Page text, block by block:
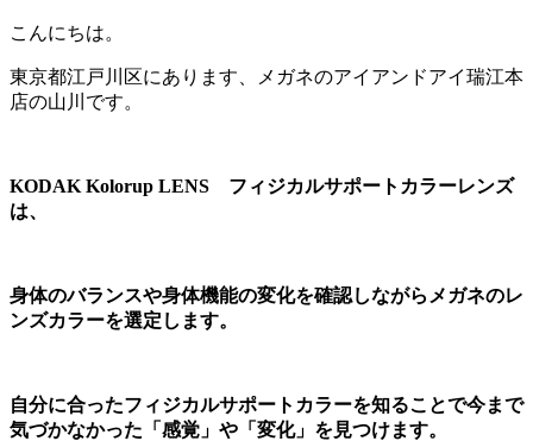
こんにちは。
東京都江戸川区にあります、メガネのアイアンドアイ瑞江本
店の山川です。
KODAK Kolorup LENS フィジカルサポートカラーレンズ
は、
身体のバランスや身体機能の変化を確認しながらメガネのレ
ンズカラーを選定します。
自分に合ったフィジカルサポートカラーを知ることで今まで
気づかなかった「感覚」や「変化」を見つけます。